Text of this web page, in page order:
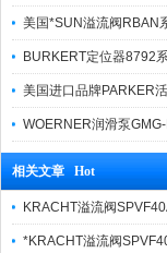
相关文章 Hot